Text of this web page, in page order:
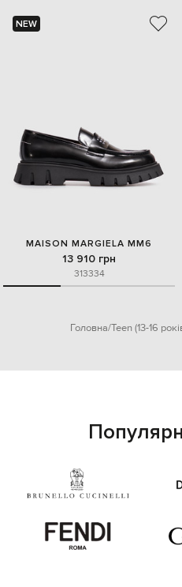
NEW
MAISON MARGIELA MM6
13 910 грн
313334
Головна Teen (13-16